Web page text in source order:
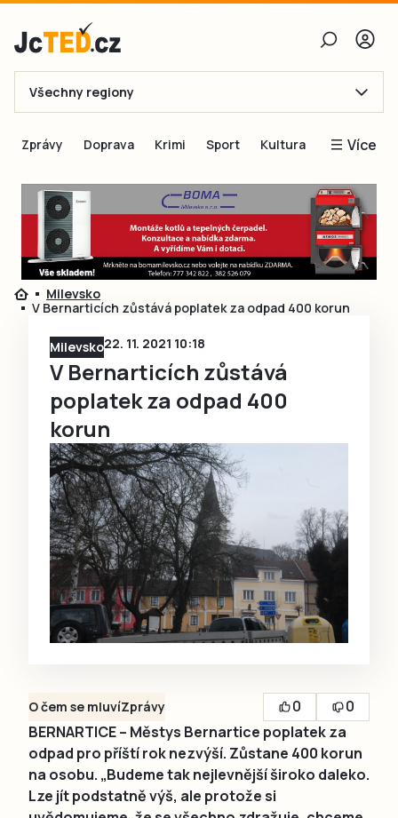
E-mail
Obnovit heslo
Přihlásit se
Ještě nemám účet, chci se
Všechny regiony
Zprávy Doprava Krimi Sport Kultura Více
Blogy
Inspirace
Čtenáři píší
Speciální přílohy
Milevsko
V Bernarticích zůstává poplatek za odpad 400 korun
Milevsko22. 11. 2021 10:18
V Bernarticích zůstává
poplatek za odpad 400
korun
O čem se mluvíZprávy 0
0
BERNARTICE – Městys Bernartice poplatek za
odpad pro příští rok nezvýší. Zůstane 400 korun
na osobu. „Budeme tak nejlevnější široko daleko.
Lze jít podstatně výš, ale protože si